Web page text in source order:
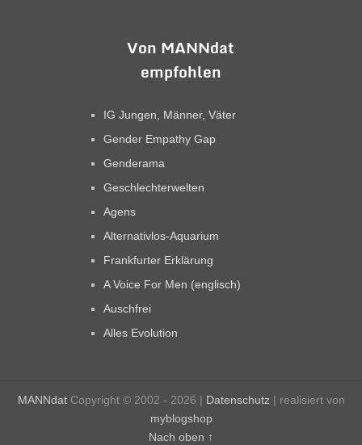
Von MANNdat
empfohlen
IG Jungen, Männer, Väter
Gender Empathy Gap
Genderama
Geschlechterwelten
Agens
Alternativlos-Aquarium
Frankfurter Erklärung
A Voice For Men (englisch)
Auschfrei
Alles Evolution
MANNdatCopyright © 2002 - 2026 | Datenschutz | realisiert von
myblogshop
Nach oben ↑